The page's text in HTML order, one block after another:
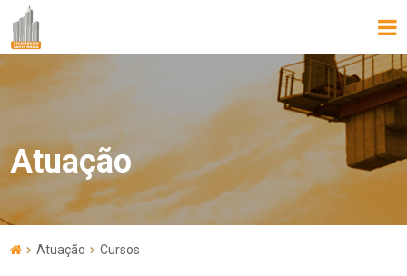
Atuação
Atuação Cursos